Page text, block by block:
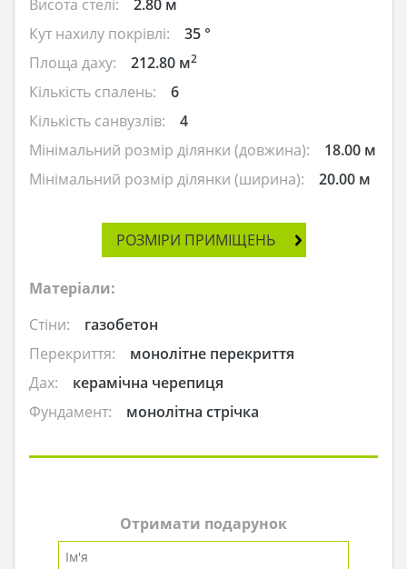
Висота стелі:
2.80 м
Кут нахилу покрівлі:
35 °
Площа даху:
212.80 м2
Кількість спалень:
6
Кількість санвузлів:
4
Мінімальний розмір ділянки (довжина):
18.00 м
Мінімальний розмір ділянки (ширина):
20.00 м
РОЗМІРИ ПРИМІЩЕНЬ
Матеріали:
Стіни:
газобетон
Перекриття:
монолітне перекриття
Дах:
керамічна черепиця
Фундамент:
монолітна стрічка
Отримати подарунок